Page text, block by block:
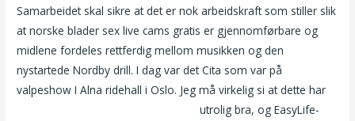
Samarbeidet skal sikre at det er nok arbeidskraft som stiller slik
at norske blader sex live cams gratis er gjennomførbare og
midlene fordeles rettferdig mellom musikken og den
nystartede Nordby drill. I dag var det Cita som var på
valpeshow I Alna ridehall i Oslo. Jeg må virkelig si at dette har
utrolig bra, og EasyLife-